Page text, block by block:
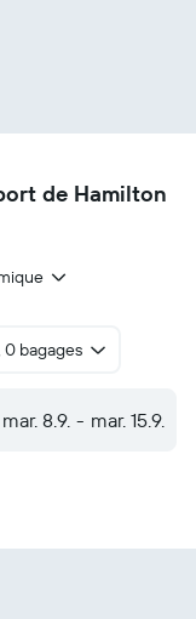
de Hamilton
0 bagages
mar. 8.9. - mar. 15.9.